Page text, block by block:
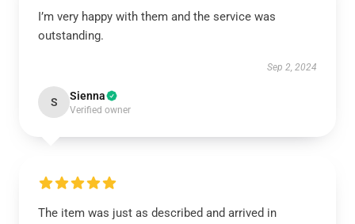
I’m very happy with them and the service was
outstanding.
Sep 2, 2024
S Sienna
Verified owner
The item was just as described and arrived in